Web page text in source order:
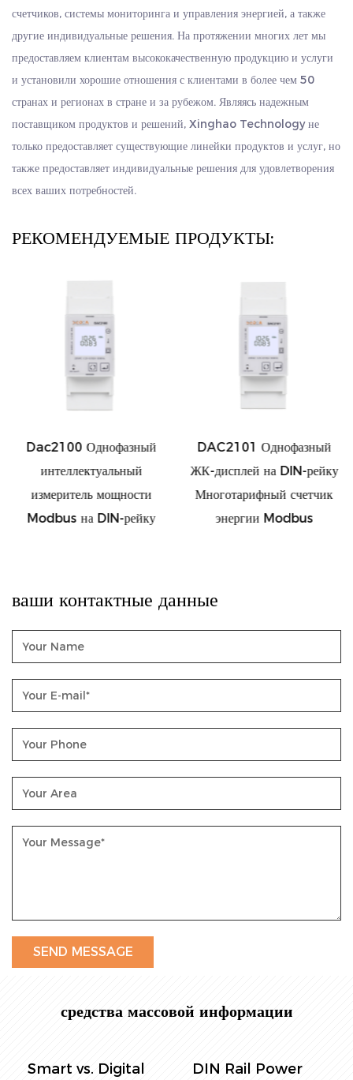
счетчиков, системы мониторинга и управления энергией, а также
другие индивидуальные решения. На протяжении многих лет мы
предоставляем клиентам высококачественную продукцию и услуги
и установили хорошие отношения с клиентами в более чем 50
странах и регионах в стране и за рубежом. Являясь надежным
поставщиком продуктов и решений, Xinghao Technology не
только предоставляет существующие линейки продуктов и услуг, но
также предоставляет индивидуальные решения для удовлетворения
всех ваших потребностей.
РЕКОМЕНДУЕМЫЕ ПРОДУКТЫ:
Dac2100 Однофазный
интеллектуальный
измеритель мощности
Modbus на DIN-рейку
DAC2101 Однофазный
ЖК-дисплей на DIN-рейку
Многотарифный счетчик
энергии Modbus
ваши контактные данные
средства массовой информации
DIN Rail Power
Панельный счетчик